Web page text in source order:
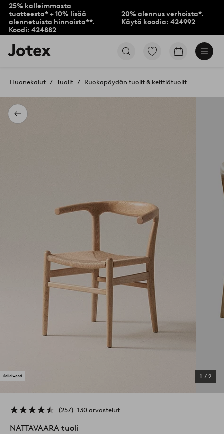
25% kalleimmasta
tuotteesta* + 10% lisää
alennetuista hinnoista**.
Koodi: 424882
20% alennus verhoista*.
Käytä koodia: 424992
Jotex-
logo
aloitussivulle
Siirry
Siirry
Takaisin
Huonekalut Tuolit Ruokapöydän tuolit & keittiötuolit
1 / 2
257 130 arvostelut
NATTAVAARA tuoli